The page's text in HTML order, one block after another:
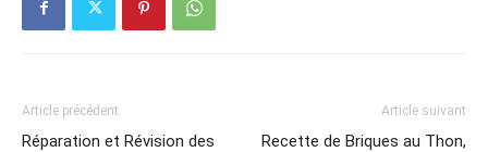
Article précédent
Réparation et Révision des
Article suivant
Recette de Briques au Thon,